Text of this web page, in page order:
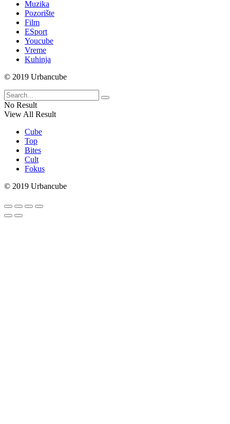
Muzika
Pozorište
Film
ESport
Youcube
Vreme
Kuhinja
© 2019 Urbancube
No Result
View All Result
Cube
Top
Bites
Cult
Fokus
© 2019 Urbancube